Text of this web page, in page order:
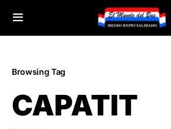
Browsing Tag
CAPATIT